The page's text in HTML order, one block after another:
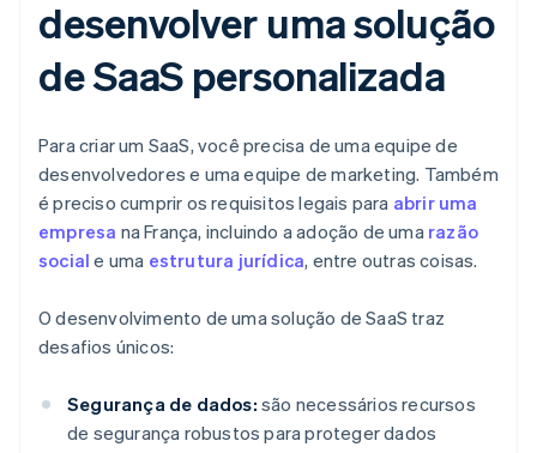
desenvolver uma solução
de SaaS personalizada
Para criar um SaaS, você precisa de uma equipe de
desenvolvedores e uma equipe de marketing. Também
é preciso cumprir os requisitos legais para abrir uma
empresa na França, incluindo a adoção de uma razão
social e uma estrutura jurídica, entre outras coisas.
O desenvolvimento de uma solução de SaaS traz
desafios únicos:
Segurança de dados: são necessários recursos
de segurança robustos para proteger dados